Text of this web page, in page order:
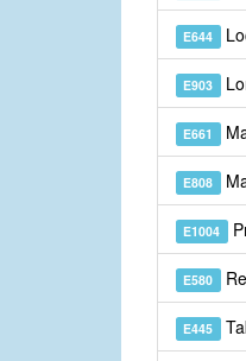
E644
E903
E661
E808
E1004
E580
E445